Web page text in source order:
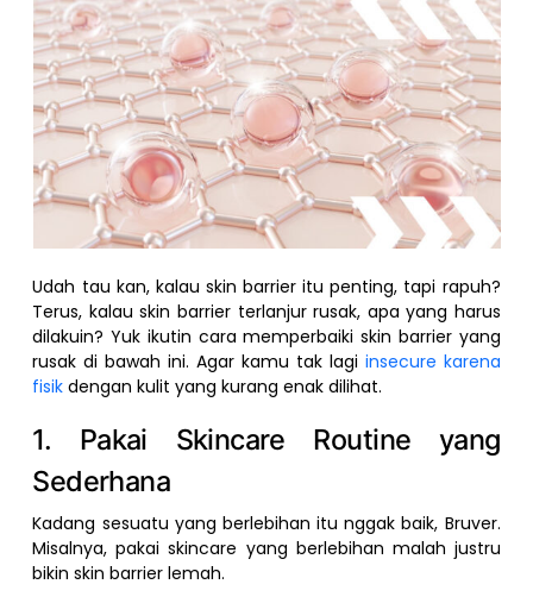
Udah tau kan, kalau skin barrier itu penting, tapi rapuh?
Terus, kalau skin barrier terlanjur rusak, apa yang harus
dilakuin? Yuk ikutin cara memperbaiki skin barrier yang
rusak di bawah ini. Agar kamu tak lagi insecure karena
fisik dengan kulit yang kurang enak dilihat.
1. Pakai Skincare Routine yang
Sederhana
Kadang sesuatu yang berlebihan itu nggak baik, Bruver.
Misalnya, pakai skincare yang berlebihan malah justru
bikin skin barrier lemah.